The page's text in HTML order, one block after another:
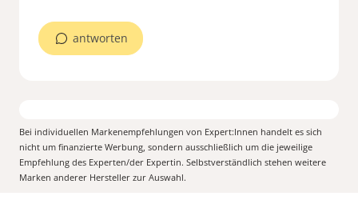
antworten
Bei individuellen Markenempfehlungen von Expert:Innen handelt es sich
nicht um finanzierte Werbung, sondern ausschließlich um die jeweilige
Empfehlung des Experten/der Expertin. Selbstverständlich stehen weitere
Marken anderer Hersteller zur Auswahl.